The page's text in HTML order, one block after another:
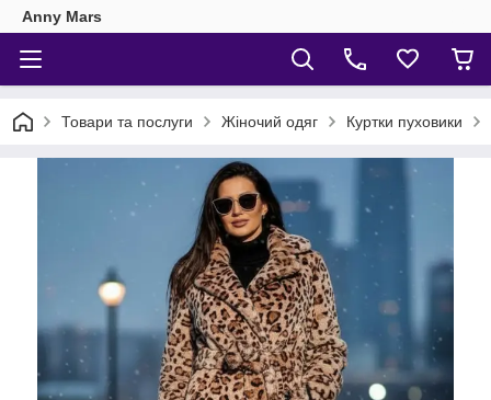
Anny Mars
Товари та послуги Жіночий одяг Куртки пуховики